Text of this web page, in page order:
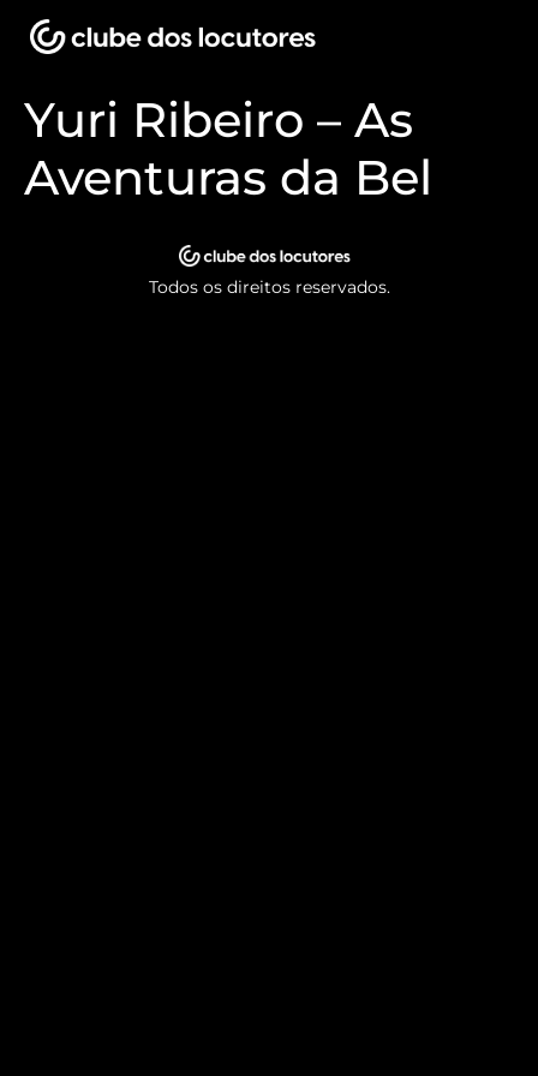
Yuri Ribeiro – As
Aventuras da Bel
Todos os direitos reservados.